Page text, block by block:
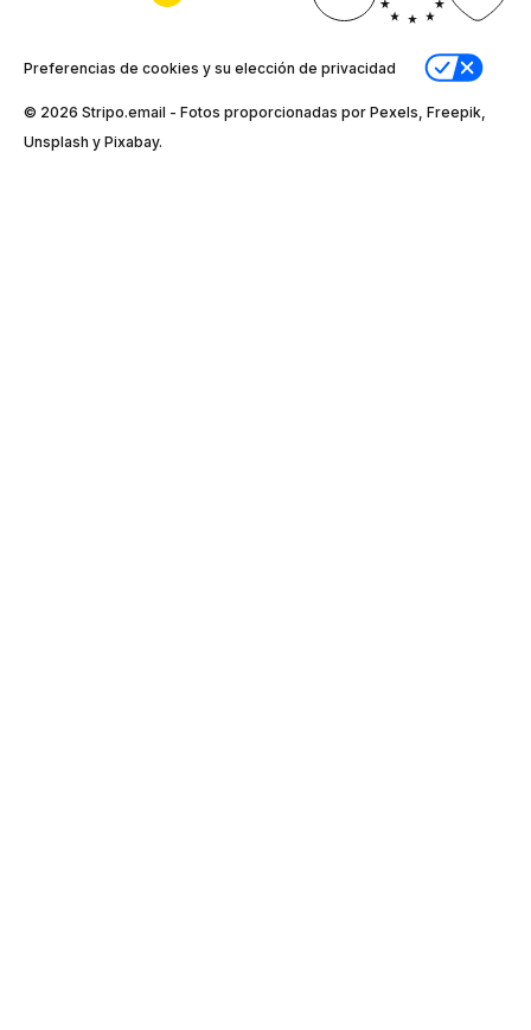
Preferencias de cookies y su elección de privacidad
© 2026 Stripо.email - Fotos proporcionadas por Pexels, Freepik,
Unsplash y Pixabay.